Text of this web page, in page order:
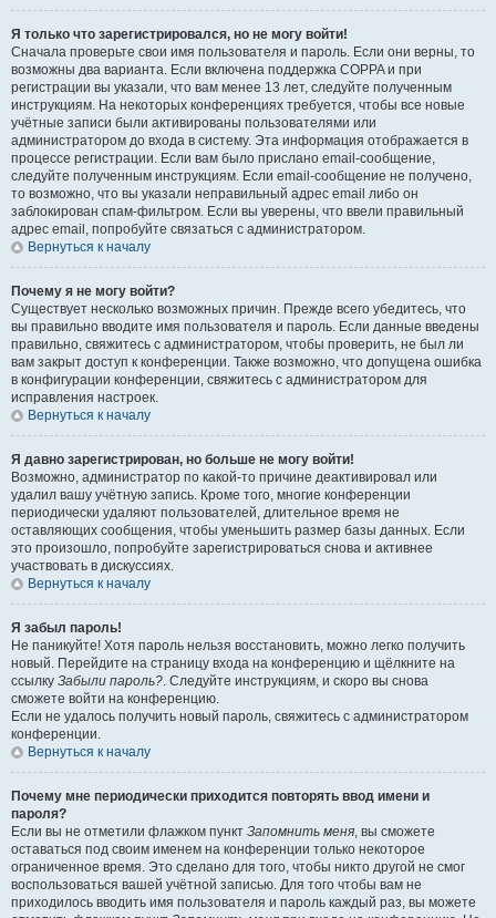
Я только что зарегистрировался, но не могу войти!
Сначала проверьте свои имя пользователя и пароль. Если они верны, то
возможны два варианта. Если включена поддержка COPPA и при
регистрации вы указали, что вам менее 13 лет, следуйте полученным
инструкциям. На некоторых конференциях требуется, чтобы все новые
учётные записи были активированы пользователями или
администратором до входа в систему. Эта информация отображается в
процессе регистрации. Если вам было прислано email-сообщение,
следуйте полученным инструкциям. Если email-сообщение не получено,
то возможно, что вы указали неправильный адрес email либо он
заблокирован спам-фильтром. Если вы уверены, что ввели правильный
адрес email, попробуйте связаться с администратором.
Вернуться к началу
Почему я не могу войти?
Существует несколько возможных причин. Прежде всего убедитесь, что
вы правильно вводите имя пользователя и пароль. Если данные введены
правильно, свяжитесь с администратором, чтобы проверить, не был ли
вам закрыт доступ к конференции. Также возможно, что допущена ошибка
в конфигурации конференции, свяжитесь с администратором для
исправления настроек.
Вернуться к началу
Я давно зарегистрирован, но больше не могу войти!
Возможно, администратор по какой-то причине деактивировал или
удалил вашу учётную запись. Кроме того, многие конференции
периодически удаляют пользователей, длительное время не
оставляющих сообщения, чтобы уменьшить размер базы данных. Если
это произошло, попробуйте зарегистрироваться снова и активнее
участвовать в дискуссиях.
Вернуться к началу
Я забыл пароль!
Не паникуйте! Хотя пароль нельзя восстановить, можно легко получить
новый. Перейдите на страницу входа на конференцию и щёлкните на
ссылку Забыли пароль?. Следуйте инструкциям, и скоро вы снова
сможете войти на конференцию.
Если не удалось получить новый пароль, свяжитесь с администратором
конференции.
Вернуться к началу
Почему мне периодически приходится повторять ввод имени и
пароля?
Если вы не отметили флажком пункт Запомнить меня, вы сможете
оставаться под своим именем на конференции только некоторое
ограниченное время. Это сделано для того, чтобы никто другой не смог
воспользоваться вашей учётной записью. Для того чтобы вам не
приходилось вводить имя пользователя и пароль каждый раз, вы можете